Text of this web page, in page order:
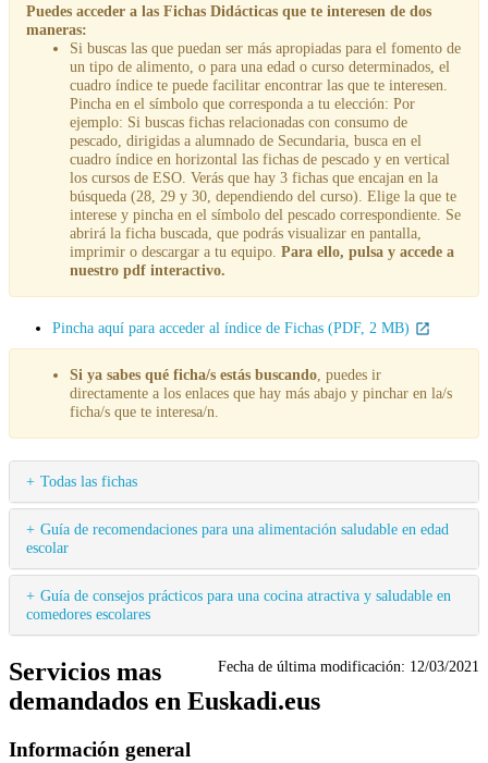
Puedes acceder a las Fichas Didácticas que te interesen de dos
maneras:
Si buscas las que puedan ser más apropiadas para el fomento de
un tipo de alimento, o para una edad o curso determinados, el
cuadro índice te puede facilitar encontrar las que te interesen.
Pincha en el símbolo que corresponda a tu elección: Por
ejemplo: Si buscas fichas relacionadas con consumo de
pescado, dirigidas a alumnado de Secundaria, busca en el
cuadro índice en horizontal las fichas de pescado y en vertical
los cursos de ESO. Verás que hay 3 fichas que encajan en la
búsqueda (28, 29 y 30, dependiendo del curso). Elige la que te
interese y pincha en el símbolo del pescado correspondiente. Se
abrirá la ficha buscada, que podrás visualizar en pantalla,
imprimir o descargar a tu equipo. Para ello, pulsa y accede a
nuestro pdf interactivo.
Pincha aquí para acceder al índice de Fichas (PDF, 2 MB)
Si ya sabes qué ficha/s estás buscando, puedes ir
directamente a los enlaces que hay más abajo y pinchar en la/s
ficha/s que te interesa/n.
Todas las fichas
Guía de recomendaciones para una alimentación saludable en edad
escolar
Guía de consejos prácticos para una cocina atractiva y saludable en
comedores escolares
Fecha de última modificación: 12/03/2021
Servicios mas
demandados en Euskadi.eus
Información general